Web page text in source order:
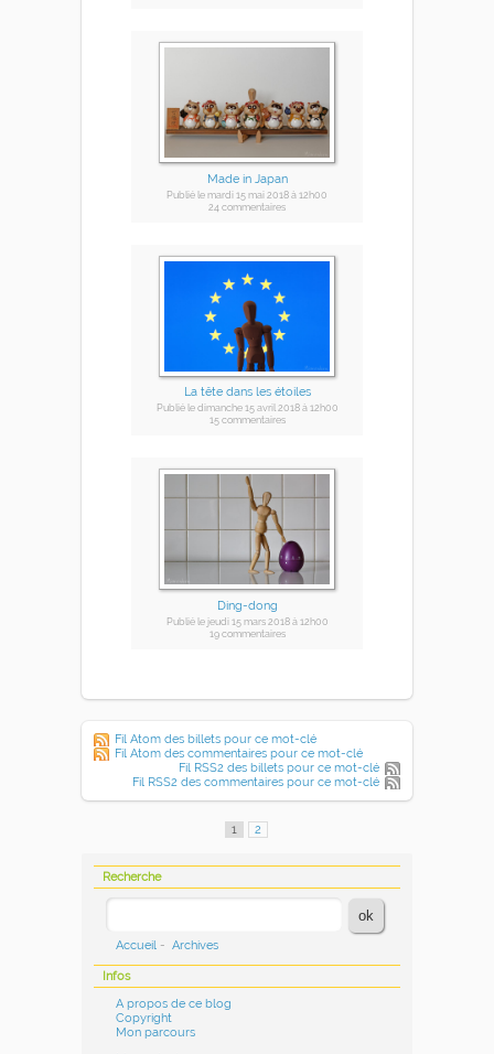
Made in Japan
Publiéle mardi 15 mai 2018à 12h00
24 commentaires
La tête dans les étoiles
Publiéle dimanche 15 avril 2018à 12h00
15 commentaires
Ding-dong
Publiéle jeudi 15 mars 2018à 12h00
19 commentaires
Fil Atom des billets pour ce mot-clé
Fil Atom des commentaires pour ce mot-clé
Fil RSS2 des billets pour ce mot-clé
Fil RSS2 des commentaires pour ce mot-clé
1 2
Recherche
Accueil - Archives
Infos
A propos de ce blog
Copyright
Mon parcours